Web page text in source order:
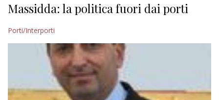
Massidda: la politica fuori dai porti
Porti/Interporti